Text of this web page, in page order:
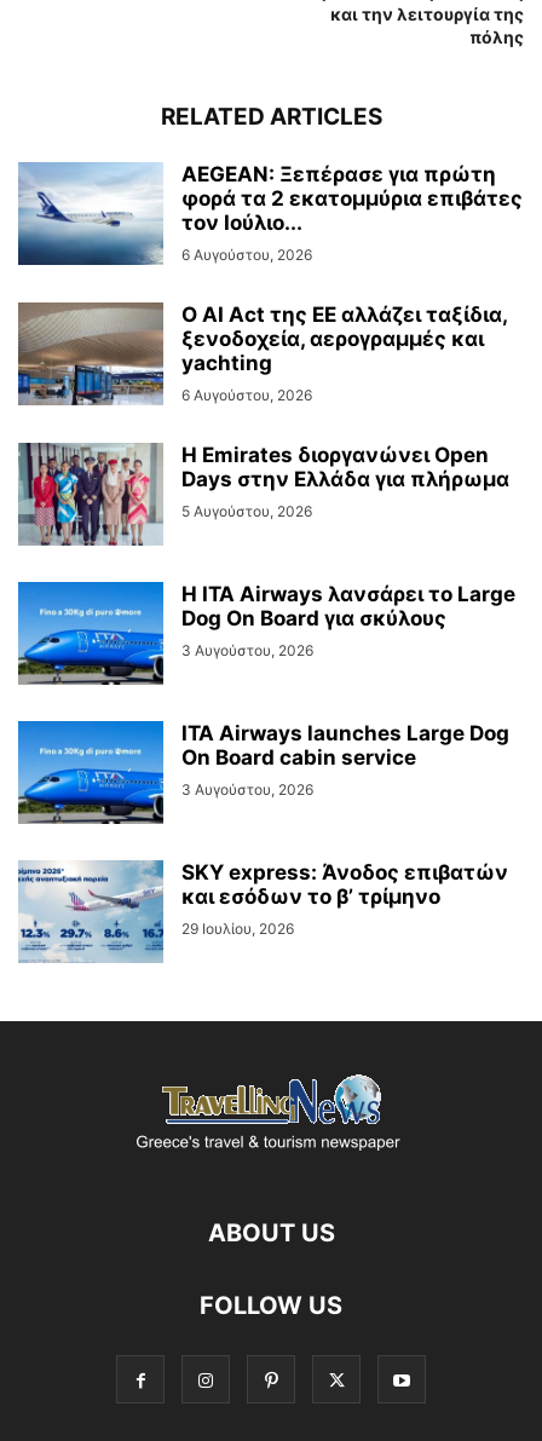
και την λειτουργία της
πόλης
RELATED ARTICLES
AEGEAN: Ξεπέρασε για πρώτη
φορά τα 2 εκατομμύρια επιβάτες
τον Ιούλιο...
6 Αυγούστου, 2026
Ο AI Act της ΕΕ αλλάζει ταξίδια,
ξενοδοχεία, αερογραμμές και
yachting
6 Αυγούστου, 2026
Η Emirates διοργανώνει Open
Days στην Ελλάδα για πλήρωμα
5 Αυγούστου, 2026
Η ITA Airways λανσάρει το Large
Dog On Board για σκύλους
3 Αυγούστου, 2026
ITA Airways launches Large Dog
On Board cabin service
3 Αυγούστου, 2026
SKY express: Άνοδος επιβατών
και εσόδων το β’ τρίμηνο
29 Ιουλίου, 2026
ABOUT US
FOLLOW US